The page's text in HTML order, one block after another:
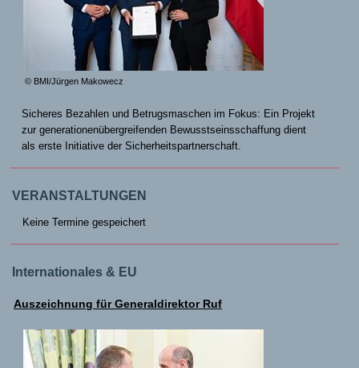
© BMI/Jürgen Makowecz
Sicheres Bezahlen und Betrugsmaschen im Fokus: Ein Projekt
zur generationenübergreifenden Bewusstseinsschaffung dient
als erste Initiative der Sicherheitspartnerschaft.
VERANSTALTUNGEN
Keine Termine gespeichert
Internationales & EU
Auszeichnung für Generaldirektor Ruf